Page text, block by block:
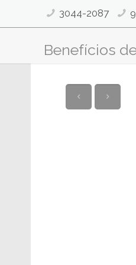
3044-2087
Benefícios